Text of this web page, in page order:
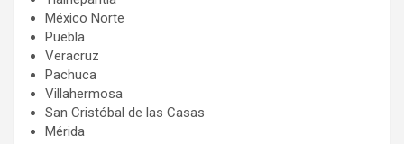
México Norte
Puebla
Veracruz
Pachuca
Villahermosa
San Cristóbal de las Casas
Mérida